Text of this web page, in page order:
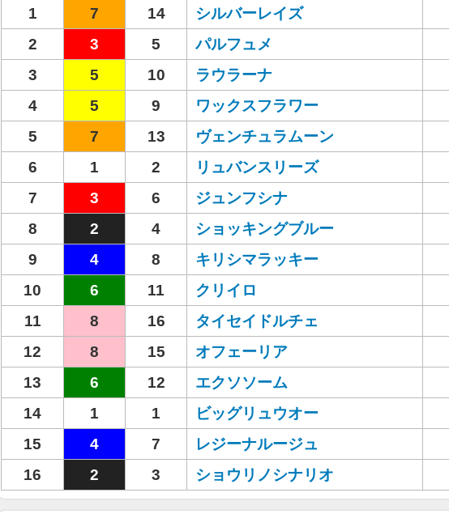
1 7 14 シルバーレイズ
2
3 5 パルフュメ
3
5 10 ラウラーナ
4
5 9 ワックスフラワー
5
7 13 ヴェンチュラムーン
6
1 2 リュバンスリーズ
7
3 6 ジュンフシナ
8
2 4 ショッキングブルー
9
4 8 キリシマラッキー
10
6 11 クリイロ
11
8 16 タイセイドルチェ
12
8 15 オフェーリア
13
6 12 エクソソーム
14
1 1 ビッグリュウオー
15
4 7 レジーナルージュ
16
2 3 ショウリノシナリオ